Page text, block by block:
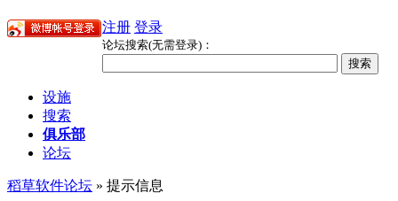
注册 登录
论坛搜索(无需登录)：
设施
搜索
俱乐部
论坛
稻草软件论坛 » 提示信息